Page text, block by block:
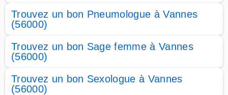
Trouvez un bon Pneumologue à Vannes
(56000)
Trouvez un bon Sage femme à Vannes
(56000)
Trouvez un bon Sexologue à Vannes
(56000)